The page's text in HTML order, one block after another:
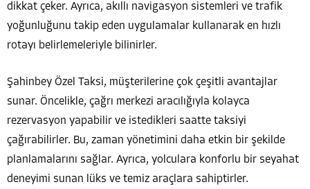
dikkat çeker. Ayrıca, akıllı navigasyon sistemleri ve trafik
yoğunluğunu takip eden uygulamalar kullanarak en hızlı
rotayı belirlemeleriyle bilinirler.
Şahinbey Özel Taksi, müşterilerine çok çeşitli avantajlar
sunar. Öncelikle, çağrı merkezi aracılığıyla kolayca
rezervasyon yapabilir ve istedikleri saatte taksiyi
çağırabilirler. Bu, zaman yönetimini daha etkin bir şekilde
planlamalarını sağlar. Ayrıca, yolculara konforlu bir seyahat
deneyimi sunan lüks ve temiz araçlara sahiptirler.